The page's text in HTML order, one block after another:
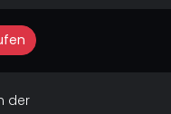
der